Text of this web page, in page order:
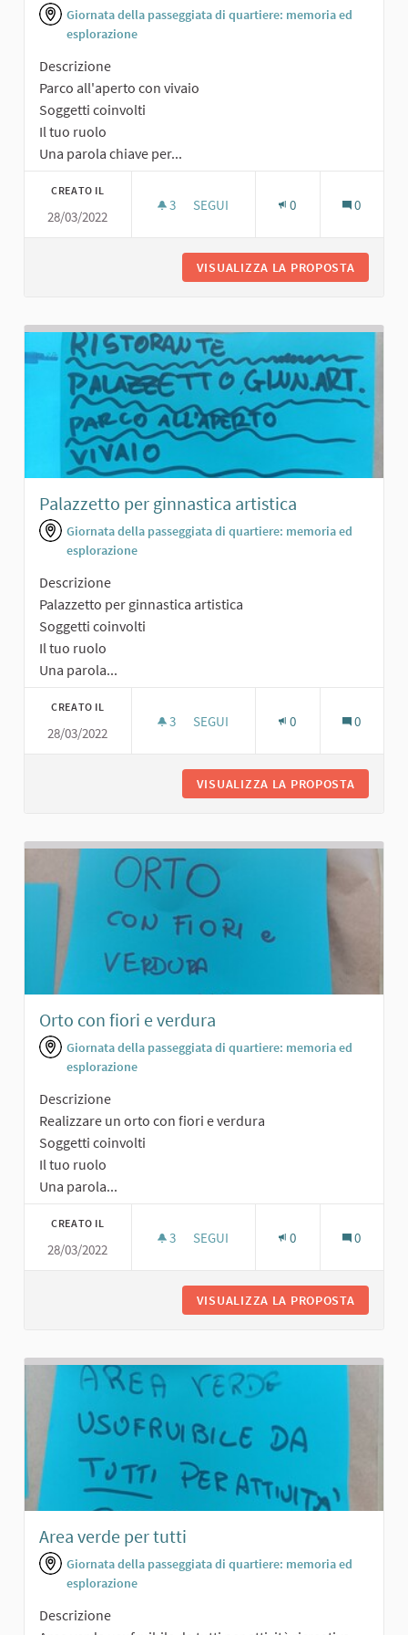
Giornata della passeggiata di quartiere: memoria ed
esplorazione
Descrizione
Parco all'aperto con vivaio
Soggetti coinvolti
Il tuo ruolo
Una parola chiave per...
CREATO IL
28/03/2022
3 3 SOSTENITORI
SEGUI 0 0
VISUALIZZA LA PROPOSTA
Palazzetto per ginnastica artistica
Giornata della passeggiata di quartiere: memoria ed
esplorazione
Descrizione
Palazzetto per ginnastica artistica
Soggetti coinvolti
Il tuo ruolo
Una parola...
CREATO IL
28/03/2022
3 3 SOSTENITORI
SEGUI 0 0
VISUALIZZA LA PROPOSTA
Orto con fiori e verdura
Giornata della passeggiata di quartiere: memoria ed
esplorazione
Descrizione
Realizzare un orto con fiori e verdura
Soggetti coinvolti
Il tuo ruolo
Una parola...
CREATO IL
28/03/2022
3 3 SOSTENITORI
SEGUI 0 0
VISUALIZZA LA PROPOSTA
Area verde per tutti
Giornata della passeggiata di quartiere: memoria ed
esplorazione
Descrizione